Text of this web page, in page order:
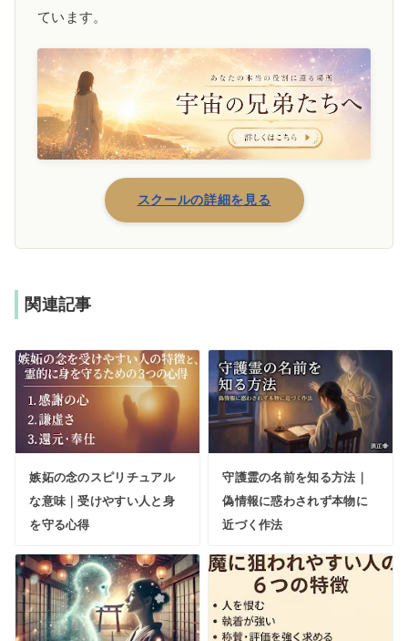
ています。
スクールの詳細を見る
関連記事
嫉妬の念のスピリチュアル
な意味｜受けやすい人と身
を守る心得
守護霊の名前を知る方法｜
偽情報に惑わされず本物に
近づく作法